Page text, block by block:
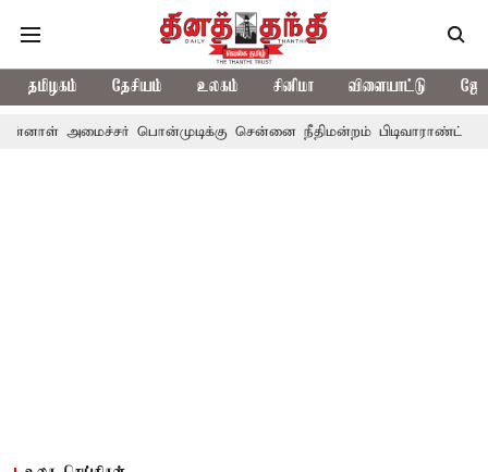
தமிழகம் தேசியம் உலகம் சினிமா விளையாட்டு
அமைச்சர் பொன்முடிக்கு சென்னை நீதிமன்றம் பிடிவாராண்ட்